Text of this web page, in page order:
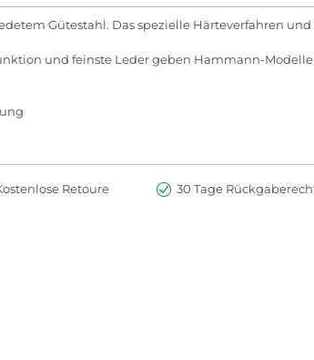
Gütestahl. Das spezielle Härteverfahren
und feinste Leder geben Hammann-
Retoure 30 Tage